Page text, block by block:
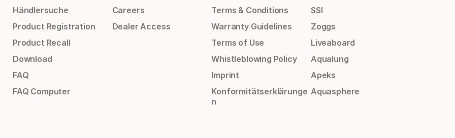
Händlersuche
Product Registration
Product Recall
Download
FAQ
FAQ Computer
Careers
Dealer Access
Terms & Conditions
Warranty Guidelines
Terms of Use
Whistleblowing Policy
Imprint
Konformitätserklärunge
n
SSI
Zoggs
Liveaboard
Aqualung
Apeks
Aquasphere